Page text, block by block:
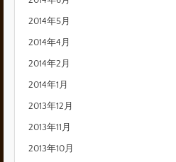
2014年5月
2014年4月
2014年2月
2014年1月
2013年12月
2013年11月
2013年10月